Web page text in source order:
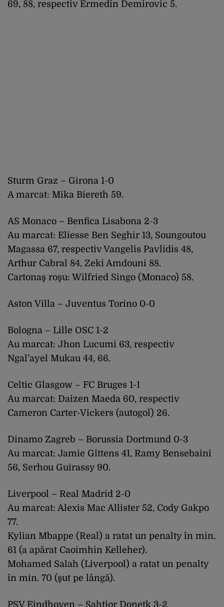
69, 88, respectiv Ermedin Demirovic 5.
Sturm Graz – Girona 1-0
A marcat: Mika Biereth 59.
AS Monaco – Benfica Lisabona 2-3
Au marcat: Eliesse Ben Seghir 13, Soungoutou
Magassa 67, respectiv Vangelis Pavlidis 48,
Arthur Cabral 84, Zeki Amdouni 88.
Cartonaş roşu: Wilfried Singo (Monaco) 58.
Aston Villa – Juventus Torino 0-0
Bologna – Lille OSC 1-2
Au marcat: Jhon Lucumi 63, respectiv
Ngal’ayel Mukau 44, 66.
Celtic Glasgow – FC Bruges 1-1
Au marcat: Daizen Maeda 60, respectiv
Cameron Carter-Vickers (autogol) 26.
Dinamo Zagreb – Borussia Dortmund 0-3
Au marcat: Jamie Gittens 41, Ramy Bensebaini
56, Serhou Guirassy 90.
Liverpool – Real Madrid 2-0
Au marcat: Alexis Mac Allister 52, Cody Gakpo
77.
Kylian Mbappe (Real) a ratat un penalty în min.
61 (a apărat Caoimhin Kelleher).
Mohamed Salah (Liverpool) a ratat un penalty
în min. 70 (şut pe lângă).
PSV Eindhoven – Şahtior Doneţk 3-2